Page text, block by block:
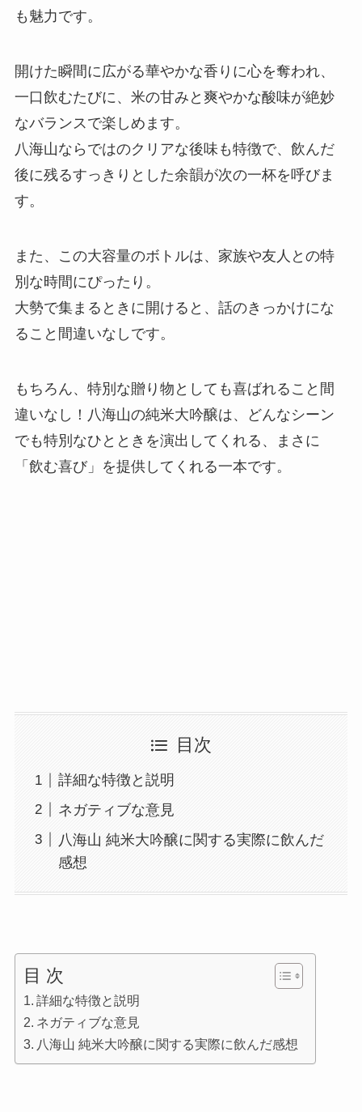
も魅力です。
開けた瞬間に広がる華やかな香りに心を奪われ、
一口飲むたびに、米の甘みと爽やかな酸味が絶妙
なバランスで楽しめます。
八海山ならではのクリアな後味も特徴で、飲んだ
後に残るすっきりとした余韻が次の一杯を呼びま
す。
また、この大容量のボトルは、家族や友人との特
別な時間にぴったり。
大勢で集まるときに開けると、話のきっかけにな
ること間違いなしです。
もちろん、特別な贈り物としても喜ばれること間
違いなし！八海山の純米大吟醸は、どんなシーン
でも特別なひとときを演出してくれる、まさに
「飲む喜び」を提供してくれる一本です。
目次
詳細な特徴と説明
ネガティブな意見
八海山 純米大吟醸に関する実際に飲んだ
感想
目 次
詳細な特徴と説明
ネガティブな意見
八海山 純米大吟醸に関する実際に飲んだ感想